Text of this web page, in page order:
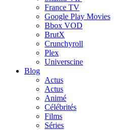
France TV
Google Play Movies
Bbox VOD
BrutX
Crunchyroll
Plex
Universcine
Blog
Actus
Actus
Animé
Célébrités
Films
Séries